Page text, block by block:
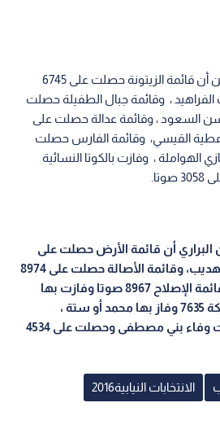
وفي محافظة الطفيلة اعلن أن قائمة الزيتونة حصلت على 6745
، وقائمة جبال الطفيلة حصلت
بها حسن السعود ، وقائمة عدالة حصلت على
عطية القيسي، وقائمة الفارس حصلت
غازي الهواملة ، وفازت بالكوتا النسائية
أن قائمة الأرض حصلت على
وقائمة الأصالة حصلت على 8974
وقائمة الإصلاح 8967 صوتا وفازت بها
، وقائمة البركة 7635 وفاز بها محمد أو ستة ،
الكوتا النسائية فازت وفاء بني مصطفى وحصلت على 4534
الانتخابات النيابية2016